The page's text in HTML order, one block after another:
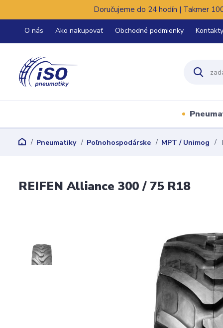
Doručujeme do 24 hodín | Takmer
O nás Ako nakupovať Obchodné podmienky Kontakty
Pneumatiky Poľnohospodárske MPT / Unimog
REIFEN Alliance 300 / 75 R18